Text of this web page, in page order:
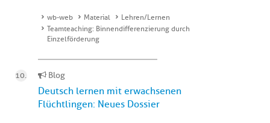
wb-web Material
Lehren/Lernen
Teamteaching: Binnendifferenzierung durch
Einzelförderung
Blog
Deutsch lernen mit erwachsenen
Flüchtlingen: Neues Dossier